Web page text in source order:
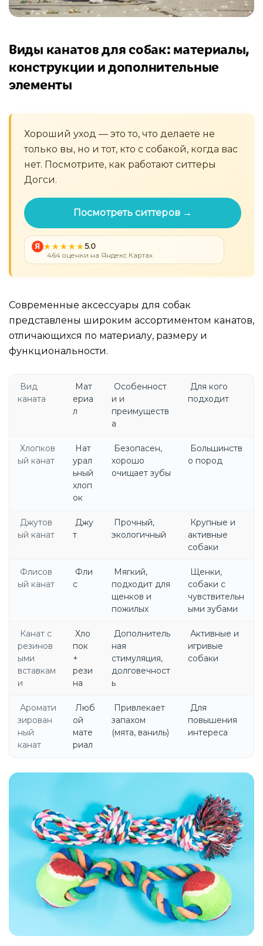
Виды канатов для собак: материалы,
конструкции и дополнительные
элементы
Хороший уход — это то, что делаете не
только вы, но и тот, кто с собакой, когда вас
нет. Посмотрите, как работают ситтеры
Догси.
Посмотреть ситтеров →
Я 5.0
464 оценки на Яндекс Картах
Современные аксессуары для собак
представлены широким ассортиментом канатов,
отличающихся по материалу, размеру и
функциональности.
Вид
каната
Мат
ериа
л
Особенност
и и
преимуществ
а
Для кого
подходит
Хлопков
ый канат
Нат
урал
ьный
хлоп
ок
Безопасен,
хорошо
очищает зубы
Большинств
о пород
Джутов
ый канат
Джу
т
Прочный,
экологичный
Крупные и
активные
собаки
Флисов
ый канат
Фли
с
Мягкий,
подходит для
щенков и
пожилых
Щенки,
собаки с
чувствительн
ыми зубами
Канат с
резинов
ыми
вставкам
и
Хло
пок
+
рези
на
Дополнитель
ная
стимуляция,
долговечност
ь
Активные и
игривые
собаки
Аромати
зирован
ный
канат
Люб
ой
мате
риал
Привлекает
запахом
(мята, ваниль)
Для
повышения
интереса